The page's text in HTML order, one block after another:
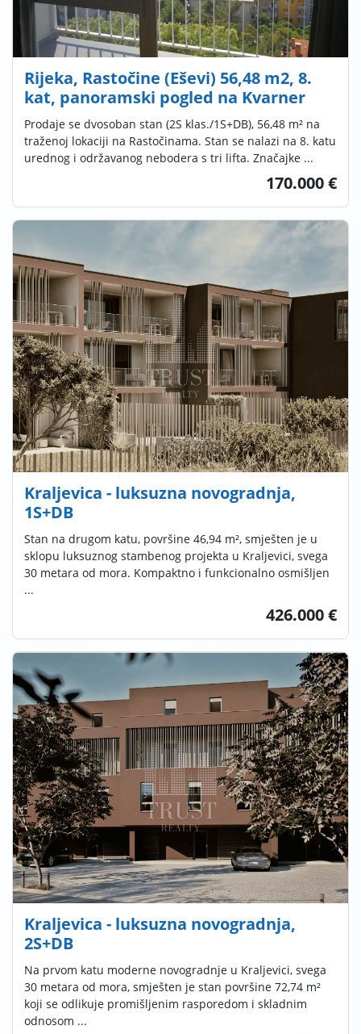
Rijeka, Rastočine (Eševi) 56,48 m2, 8.
kat, panoramski pogled na Kvarner
Prodaje se dvosoban stan (2S klas./1S+DB), 56,48 m² na
traženoj lokaciji na Rastočinama. Stan se nalazi na 8. katu
urednog i održavanog nebodera s tri lifta. Značajke ...
170.000 €
Kraljevica - luksuzna novogradnja,
1S+DB
Stan na drugom katu, površine 46,94 m², smješten je u
sklopu luksuznog stambenog projekta u Kraljevici, svega
30 metara od mora. Kompaktno i funkcionalno osmišljen
...
426.000 €
Kraljevica - luksuzna novogradnja,
2S+DB
Na prvom katu moderne novogradnje u Kraljevici, svega
30 metara od mora, smješten je stan površine 72,74 m²
koji se odlikuje promišljenim rasporedom i skladnim
odnosom ...